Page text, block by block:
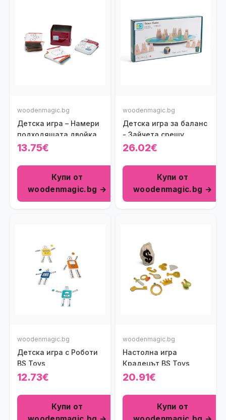
woodenmagic.bg
Детска игра – Намери
подходящата двойка
BS Toys
13.75€
Купи от
woodenmagic.bg →
woodenmagic.bg
Детска игра за баланс
- Зайчета срещу
Лисици
26.02€
Купи от
woodenmagic.bg →
woodenmagic.bg
Детска игра с Роботи
BS Toys
12.73€
Купи от
woodenmagic.bg
Настолна игра
Крадецът BS Toys
20.91€
Купи от